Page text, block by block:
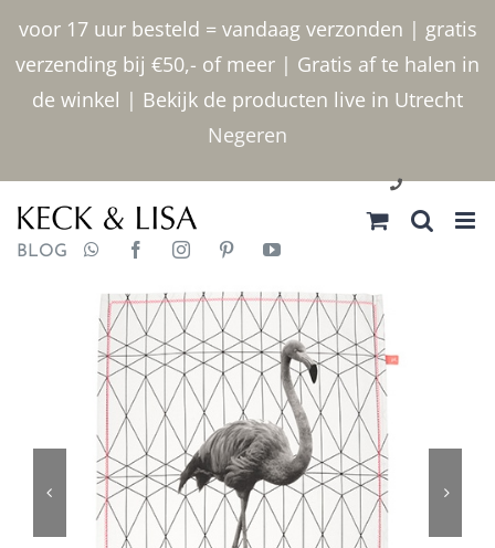
voor 17 uur besteld = vandaag verzonden | gratis
verzending bij €50,- of meer | Gratis af te halen in
de winkel | Bekijk de producten live in Utrecht
Negeren
inhoud
030 2400000
BLOG